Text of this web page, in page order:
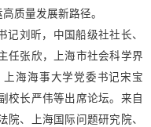
质量发展新路径。
记刘昕，中国船级社社长、
任张欣，上海市社会科学界
海海事大学党委书记宋宝
校长严伟等出席论坛。来自
院、上海国际问题研究院、